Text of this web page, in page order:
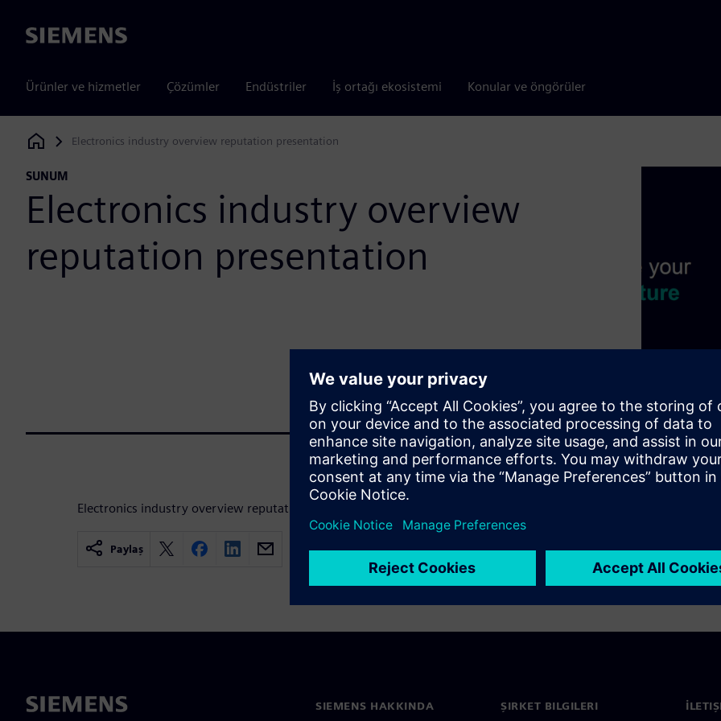
Siemens
Ürünler ve hizmetler Çözümler Endüstriler İş ortağı ekosistemi Konular ve öngörüler
Siemens Digital Industries Software
Electronics industry overview reputation presentation
SUNUM
Electronics industry overview
reputation presentation
Electronics industry overview reputation presentation
Paylaş
SIEMENS HAKKINDA ŞIRKET BILGILERI